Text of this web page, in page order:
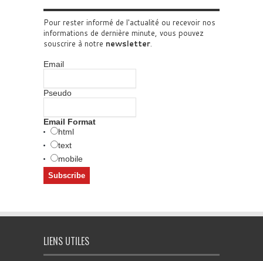
Pour rester informé de l'actualité ou recevoir nos
informations de dernière minute, vous pouvez
souscrire à notre newsletter.
Email
Pseudo
Email Format
html
text
mobile
LIENS UTILES